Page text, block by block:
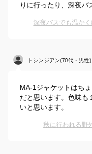
りに行ったり、深夜バ
深夜バスでも温か
トシンジアン(70代・男性)
MA-1ジャケットはち
だと思います。色味も
いと思います。
秋に行われる野